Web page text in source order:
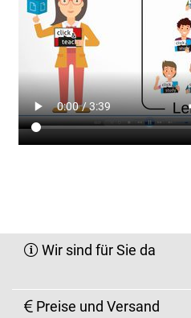
Wir sind für Sie da
Preise und Versand